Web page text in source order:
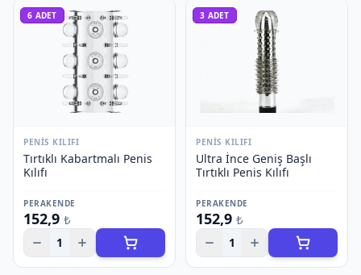
6 ADET
PENIS KILIFI
Tırtıklı Kabartmalı Penis
Kılıfı
PERAKENDE
152,9 ₺
1
3 ADET
PENIS KILIFI
Ultra İnce Geniş Başlı
Tırtıklı Penis Kılıfı
PERAKENDE
152,9 ₺
1